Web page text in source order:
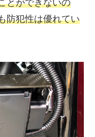
とができないの
防犯性は優れてい